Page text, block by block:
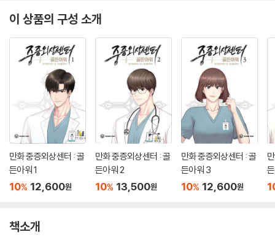
이 상품의 구성 소개
만화 중증외상센터 : 골
든아워 1
10% 12,600원
만화 중증외상센터 : 골
든아워 2
10% 13,500원
만화 중증외상센터 : 골
든아워 3
10% 12,600원
책소개